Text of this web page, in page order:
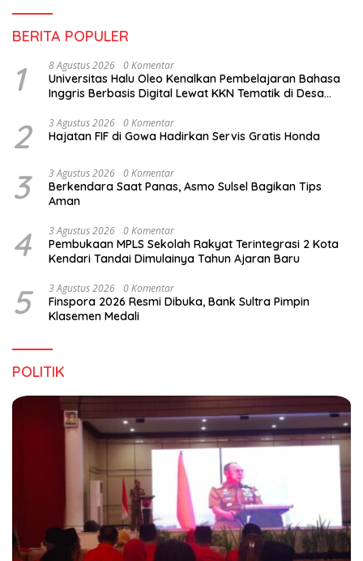
BERITA POPULER
1 8 Agustus 2026 0 Komentar
Universitas Halu Oleo Kenalkan Pembelajaran Bahasa
Inggris Berbasis Digital Lewat KKN Tematik di Desa
2 3 Agustus 2026 0 Komentar
Hajatan FIF di Gowa Hadirkan Servis Gratis Honda
3 3 Agustus 2026 0 Komentar
Berkendara Saat Panas, Asmo Sulsel Bagikan Tips
Aman
4 3 Agustus 2026 0 Komentar
Pembukaan MPLS Sekolah Rakyat Terintegrasi 2 Kota
Kendari Tandai Dimulainya Tahun Ajaran Baru
5 3 Agustus 2026 0 Komentar
Finspora 2026 Resmi Dibuka, Bank Sultra Pimpin
Klasemen Medali
POLITIK